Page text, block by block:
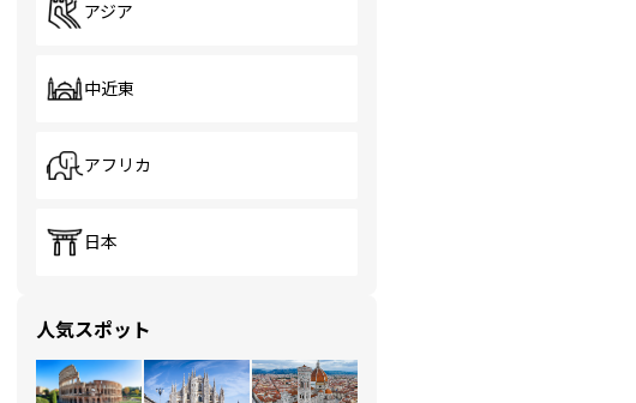
アジア
中近東
アフリカ
日本
人気スポット